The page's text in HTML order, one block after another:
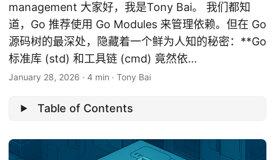
management 大家好，我是Tony Bai。 我们都知
道，Go 推荐使用 Go Modules 来管理依赖。但在 Go
源码树的最深处，隐藏着一个鲜为人知的秘密：**Go
标准库 (std) 和工具链 (cmd) 竟然依...
January 28, 2026 · 4 min · Tony Bai
Table of Contents